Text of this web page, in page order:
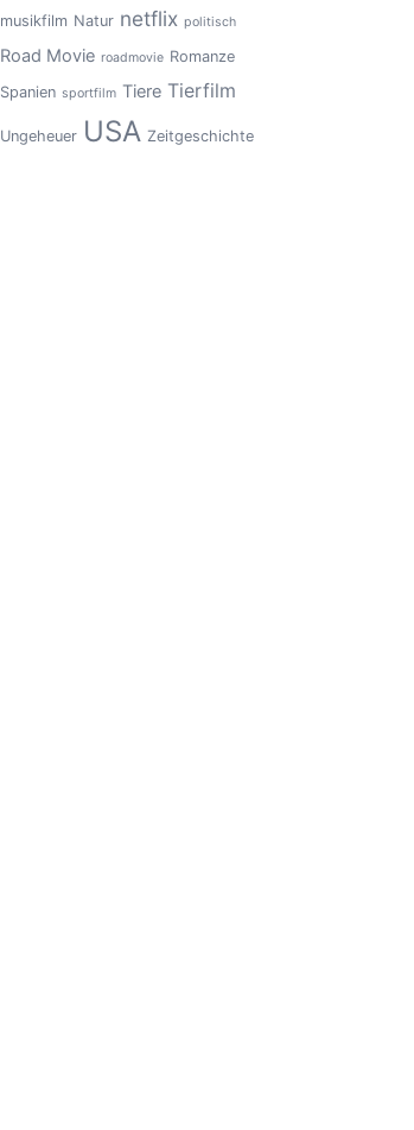
musikfilm Natur netflix politisch
Road Movie roadmovie Romanze
Spanien sportfilm Tiere Tierfilm
Ungeheuer USA Zeitgeschichte